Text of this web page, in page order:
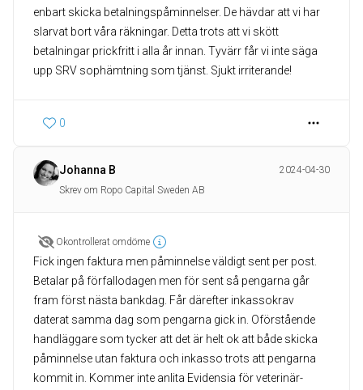
enbart skicka betalningspåminnelser. De hävdar att vi har
slarvat bort våra räkningar. Detta trots att vi skött
betalningar prickfritt i alla år innan. Tyvärr får vi inte säga
upp SRV sophämtning som tjänst. Sjukt irriterande!
0
Johanna B
2024-04-30
Skrev om Ropo Capital Sweden AB
Okontrollerat omdöme
Fick ingen faktura men påminnelse väldigt sent per post.
Betalar på förfallodagen men för sent så pengarna går
fram först nästa bankdag. Får därefter inkassokrav
daterat samma dag som pengarna gick in. Oförstående
handläggare som tycker att det är helt ok att både skicka
påminnelse utan faktura och inkasso trots att pengarna
kommit in. Kommer inte anlita Evidensia för veterinär-